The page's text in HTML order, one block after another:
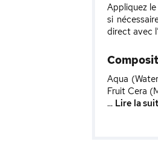
Appliquez
si
direct avec
Aqua
Fruit Cera
... Lire la